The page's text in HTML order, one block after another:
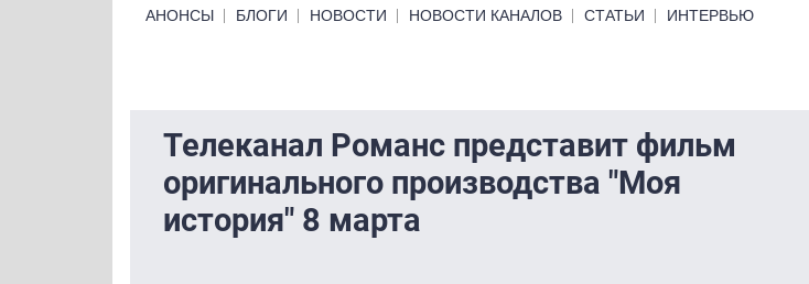
Primary links bottom
АНОНСЫ БЛОГИ НОВОСТИ НОВОСТИ КАНАЛОВ СТАТЬИ ИНТЕРВЬЮ
Телеканал Романс представит фильм
оригинального производства "Моя
история" 8 марта